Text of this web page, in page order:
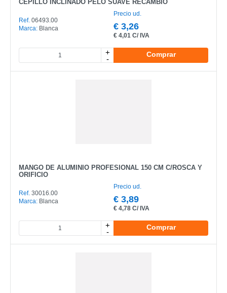
CEPILLO INCLINADO PELO SUAVE RECAMBIO
Ref. 06493.00
Marca: Blanca
Precio ud.
€ 3,26
€ 4,01 C/ IVA
+
-
Comprar
MANGO DE ALUMINIO PROFESIONAL 150 CM C/ROSCA Y
ORIFICIO
Ref. 30016.00
Marca: Blanca
Precio ud.
€ 3,89
€ 4,78 C/ IVA
+
-
Comprar
REF
NOMBRE